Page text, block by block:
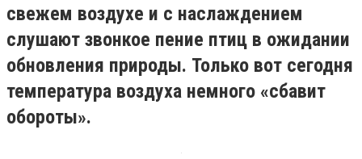
свежем воздухе и с наслаждением
слушают звонкое пение птиц в ожидании
обновления природы. Только вот сегодня
температура воздуха немного «сбавит
обороты».